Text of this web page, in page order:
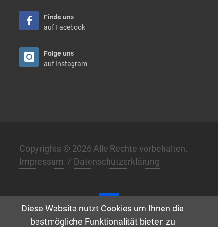
Finde uns
auf Facebook
Folge uns
auf Instagram
Copyrights © 2026 Alle Rechte vorbehalten.
Impressum / Datenschutzerklärung
Digital. Klar. Anders. – w3.de
Diese Website nutzt Cookies um Ihnen die
bestmögliche Funktionalität bieten zu